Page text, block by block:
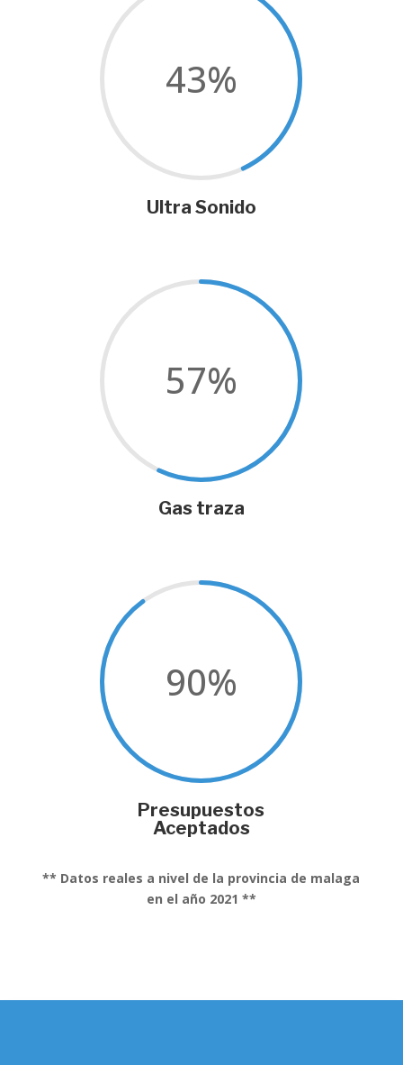
43%
Ultra Sonido
57%
Gas traza
90%
Presupuestos
Aceptados
** Datos reales a nivel de la provincia de malaga
en el año 2021 **